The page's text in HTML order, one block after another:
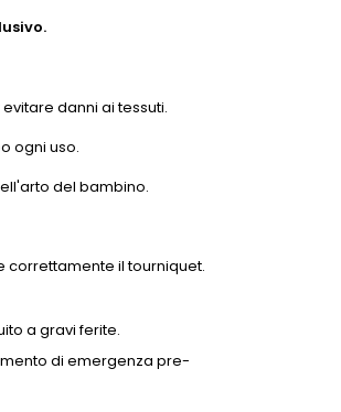
danni ai tessuti.
ogni uso.
del bambino.
correttamente il tourniquet.
a gravi ferite.
di emergenza pre-